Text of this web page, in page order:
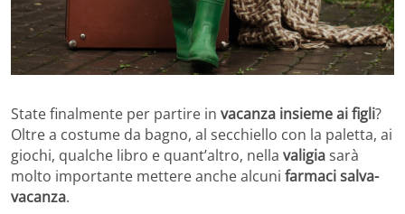
State finalmente per partire in vacanza insieme ai figli?
Oltre a costume da bagno, al secchiello con la paletta, ai
giochi, qualche libro e quant’altro, nella valigiasarà
molto importante mettere anche alcuni farmaci salva-
vacanza.